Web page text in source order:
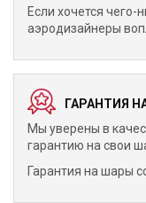
Если хочется
аэродизайнеры
ГАРАНТИЯ
Мы уверены в
гарантию на свои
Гарантия на шары